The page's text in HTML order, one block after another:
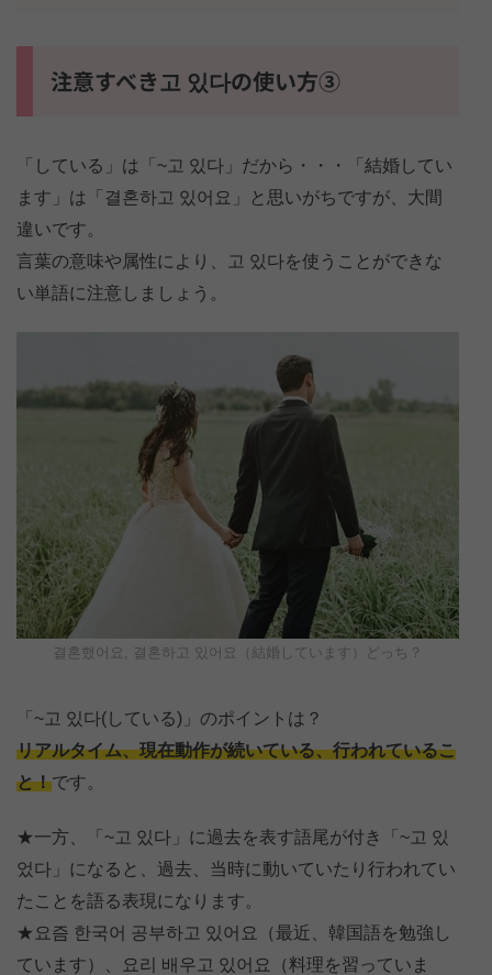
注意すべき고 있다の使い方③
「している」は「~고 있다」だから・・・「結婚してい
ます」は「결혼하고 있어요」と思いがちですが、大間
違いです。
言葉の意味や属性により、고 있다を使うことができな
い単語に注意しましょう。
결혼했어요, 결혼하고 있어요（結婚しています）どっち？
「~고 있다(している)」のポイントは？
リアルタイム、現在動作が続いている、行われているこ
と！です。
★一方、「~고 있다」に過去を表す語尾が付き「~고 있
었다」になると、過去、当時に動いていたり行われてい
たことを語る表現になります。
★요즘 한국어 공부하고 있어요（最近、韓国語を勉強し
ています）、요리 배우고 있어요（料理を習っていま